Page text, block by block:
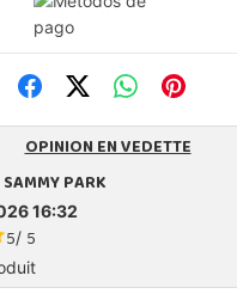
OPINION EN VEDETTE
SAMMY PARK
16:32
5/ 5